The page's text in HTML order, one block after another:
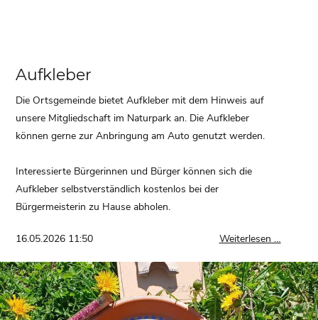
Aufkleber
Die Ortsgemeinde bietet Aufkleber mit dem Hinweis auf
unsere Mitgliedschaft im Naturpark an. Die Aufkleber
können gerne zur Anbringung am Auto genutzt werden.
Interessierte Bürgerinnen und Bürger können sich die
Aufkleber selbstverständlich kostenlos bei der
Bürgermeisterin zu Hause abholen.
16.05.2026 11:50 Weiterlesen …